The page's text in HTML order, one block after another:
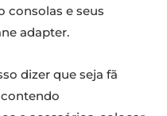
consolas e seus
adapter.
dizer que seja fã